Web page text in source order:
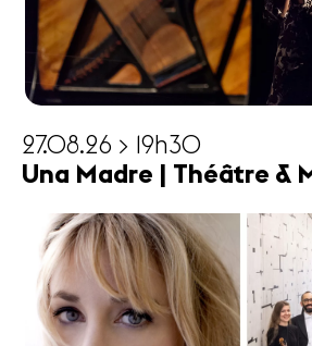
27.08.26 > 19h30
Una Madre | Théâtre &